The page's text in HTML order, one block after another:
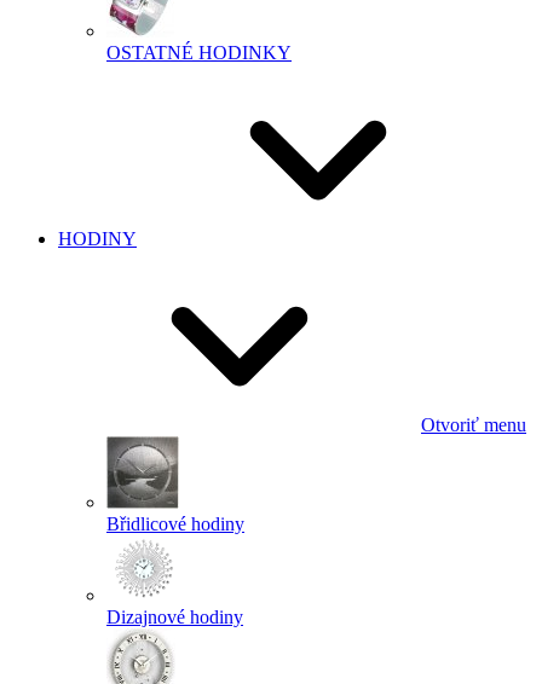
OSTATNÉ HODINKY
HODINY
Otvoriť menu
Břidlicové hodiny
Dizajnové hodiny